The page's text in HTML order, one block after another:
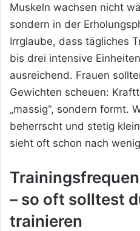
Muskeln wachsen nicht
sondern in der
Irrglaube, dass tägliches
bis drei intensive
ausreichend. Frauen
Gewichten scheuen:
„massig“, sondern formt.
beherrscht und stetig
sieht oft schon nach
– so oft solltest
trainieren